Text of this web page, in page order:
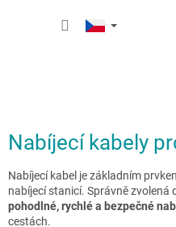
Nabíjecí kabely
Nabíjecí kabel je základním
nabíjecí stanicí. Správně
pohodlné, rychlé a bezpečné
cestách.